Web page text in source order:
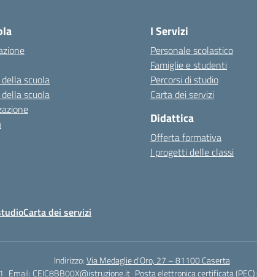
scuola
scuola
I Servizi
Personale scolastico
Famiglie e studenti
Percorsi di studio
Carta dei servizi
Didattica
Offerta formativa
I progetti delle classi
Carta dei servizi
Indirizzo:Via Medaglie d'Oro, 27 – 81100 Caserta
Email: CEIC8BB00X@istruzione.it Posta elettronica certificata (PEC):